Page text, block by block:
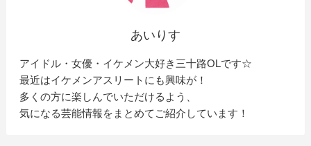
あいりす
アイドル・女優・イケメン大好き三十路OLです☆
最近はイケメンアスリートにも興味が！
多くの方に楽しんでいただけるよう、
気になる芸能情報をまとめてご紹介しています！